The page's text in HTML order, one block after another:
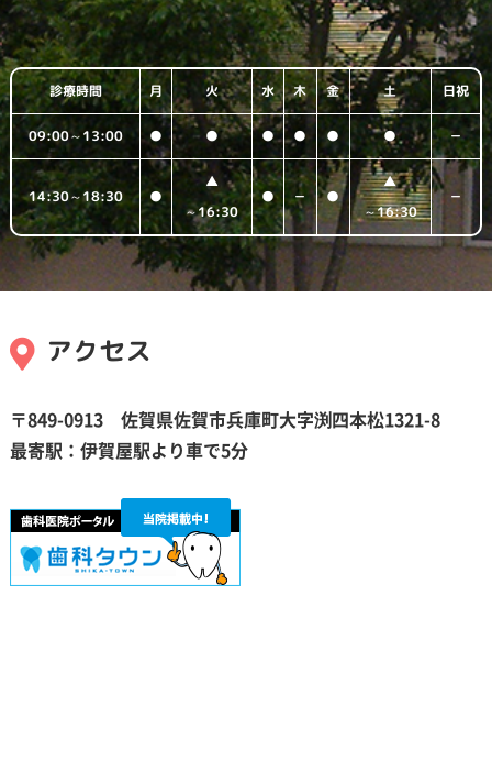
診療時間 月 火 水 木 金 土 日祝
09:00～13:00 ● ● ● ● ● ● －
14:30～18:30 ●
▲
～16:30
● － ●
▲
～16:30
－
アクセス
〒849-0913 佐賀県佐賀市兵庫町大字渕四本松1321-8
最寄駅：伊賀屋駅より車で5分